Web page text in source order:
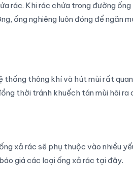
rác. Khi rác chứa trong đường
ống nghiêng luôn đóng để ngăn
thống thông khí và hút mùi rất
thời tránh khuếch tán mùi hôi ra
xả rác sẽ phụ thuộc vào nhiều
giá các loại ống xả rác tại đây.